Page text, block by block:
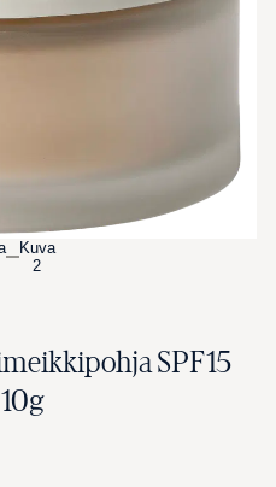
suurennettuna
Kuva
2
SPF15